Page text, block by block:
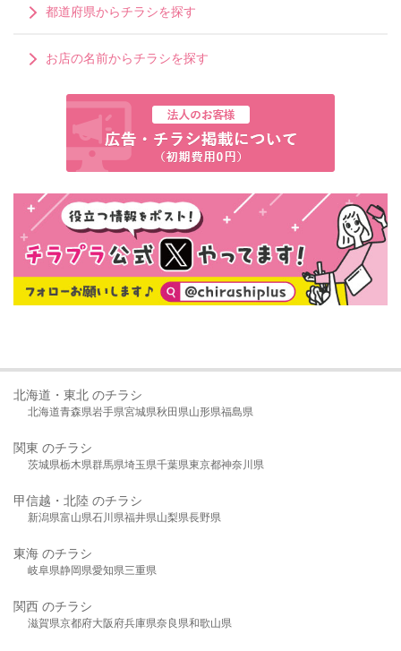
都道府県からチラシを探す
お店の名前からチラシを探す
北海道・東北 のチラシ
北海道青森県岩手県宮城県秋田県山形県福島県
関東 のチラシ
茨城県栃木県群馬県埼玉県千葉県東京都神奈川県
甲信越・北陸 のチラシ
新潟県富山県石川県福井県山梨県長野県
東海 のチラシ
岐阜県静岡県愛知県三重県
関西 のチラシ
滋賀県京都府大阪府兵庫県奈良県和歌山県